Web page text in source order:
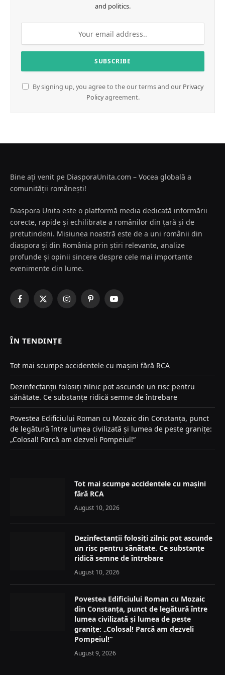
and politics.
By signing up, you agree to the our terms and our Privacy
Policyagreement.
Bine ați venit pe DiasporaUnita.com – Vocea globală a
comunității românești!
Diaspora Unita este o platformă media dedicată informării
corecte, rapide și echilibrate a românilor din țară și de
pretutindeni. Misiunea noastră este de a uni românii din
diaspora și din România prin știri relevante, analize
profunde și opinii sincere despre cele mai importante
evenimente din lume.
Facebook
X
InstagramPinterestYouTube
ÎN TENDINȚE
Tot mai scumpe accidentele cu mașini fără RCA
Dezinfectanții folosiți zilnic pot ascunde un risc pentru
sănătate. Ce substanțe ridică semne de întrebare
Povestea Edificiului Roman cu Mozaic din Constanța, punct
de legătură între lumea civilizată și lumea de peste granițe:
„Colosal! Parcă am dezveli Pompeiul!“
Tot mai scumpe accidentele cu mașini
fără RCA
August 10, 2026
Dezinfectanții folosiți zilnic pot ascunde
un risc pentru sănătate. Ce substanțe
ridică semne de întrebare
August 10, 2026
Povestea Edificiului Roman cu Mozaic
din Constanța, punct de legătură între
lumea civilizată și lumea de peste
granițe: „Colosal! Parcă am dezveli
Pompeiul!“
August 9, 2026